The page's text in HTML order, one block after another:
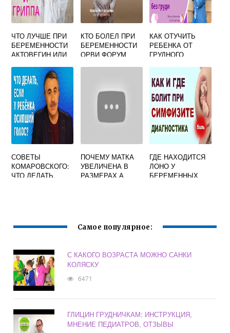
ЧТО ЛУЧШЕ ПРИ
БЕРЕМЕННОСТИ
АКТОВЕГИН ИЛИ
КТО БОЛЕЛ ПРИ
БЕРЕМЕННОСТИ
ОРВИ ФОРУМ
КАК ОТУЧИТЬ
РЕБЕНКА ОТ
ГРУДНОГО
ИСТЕРИКИ
ФОРУМ
СОВЕТЫ
КОМАРОВСКОГО:
ЧТО ДЕЛАТЬ,
ПОЧЕМУ МАТКА
УВЕЛИЧЕНА В
РАЗМЕРАХ А
ГДЕ НАХОДИТСЯ
ЛОНО У
БЕРЕМЕННЫХ
Самое популярное:
С КАКОГО ВОЗРАСТА МОЖНО САНКИ
КОЛЯСКУ
6471
ГЛИЦИН ГРУДНИЧКАМ: ИНСТРУКЦИЯ,
МНЕНИЕ ПЕДИАТРОВ, ОТЗЫВЫ